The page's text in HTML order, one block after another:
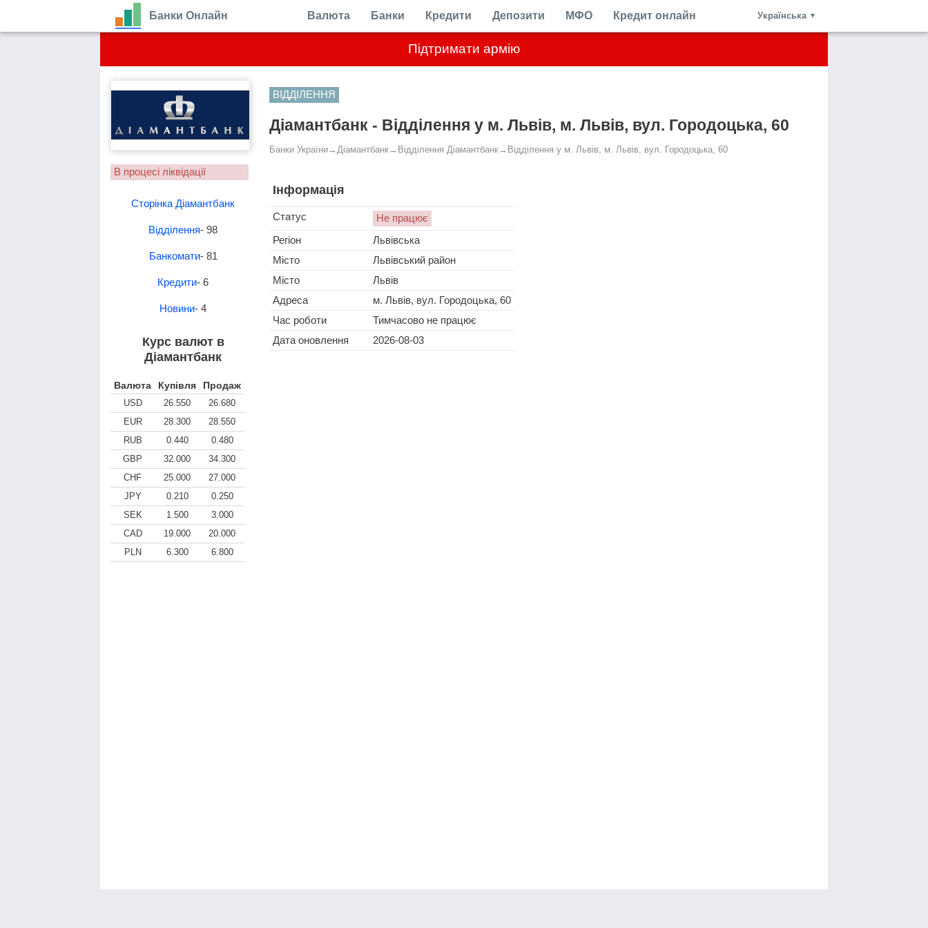
Підтримати армію
Банки Онлайн Валюта Банки Кредити Депозити МФО Кредит онлайн Українська ▼
В процесі ліквідації
Сторінка Діамантбанк
Відділення- 98
Банкомати- 81
Кредити- 6
Новини- 4
Курс валют в
Діамантбанк
Валюта Купівля Продаж
USD 26.550
26.680
EUR
28.300
28.550
RUB
0.440
0.480
GBP
32.000
34.300
CHF
25.000
27.000
JPY
0.210
0.250
SEK
1.500
3.000
CAD
19.000
20.000
PLN
6.300 6.800
ВІДДІЛЕННЯ
Діамантбанк - Відділення у м. Львів, м. Львів, вул. Городоцька, 60
Банки України→ Діамантбанк→ Відділення Діамантбанк→ Відділення у м. Львів, м. Львів, вул. Городоцька, 60
Інформація
Статус
Не працює
Регіон
Львівська
Місто
Львівський район
Місто
Львів
Адреса
м. Львів, вул. Городоцька, 60
Час роботи
Тимчасово не працює
Дата оновлення
2026-08-03